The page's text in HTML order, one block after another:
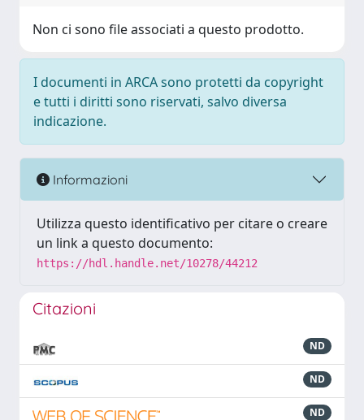
Non ci sono file associati a questo prodotto.
I documenti in ARCA sono protetti da copyright
e tutti i diritti sono riservati, salvo diversa
indicazione.
Informazioni
Utilizza questo identificativo per citare o creare
un link a questo documento:
https://hdl.handle.net/10278/44212
Citazioni
ND
ND
ND